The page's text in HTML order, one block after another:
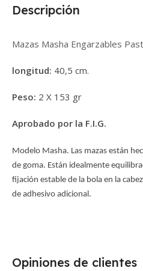
Descripción
Mazas Masha Engarzables
longitud: 40,5 cm.
Peso: 2 X 153 gr
Aprobado por la F.I.G.
Modelo Masha. Las mazas están
de goma. Están idealmente
fijación estable de la bola en la
de adhesivo adicional.
Opiniones de clientes